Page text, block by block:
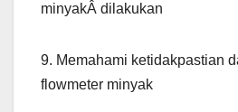
minyakÂ dilakukan
9. Memahami ketidakpastian
flowmeter minyak